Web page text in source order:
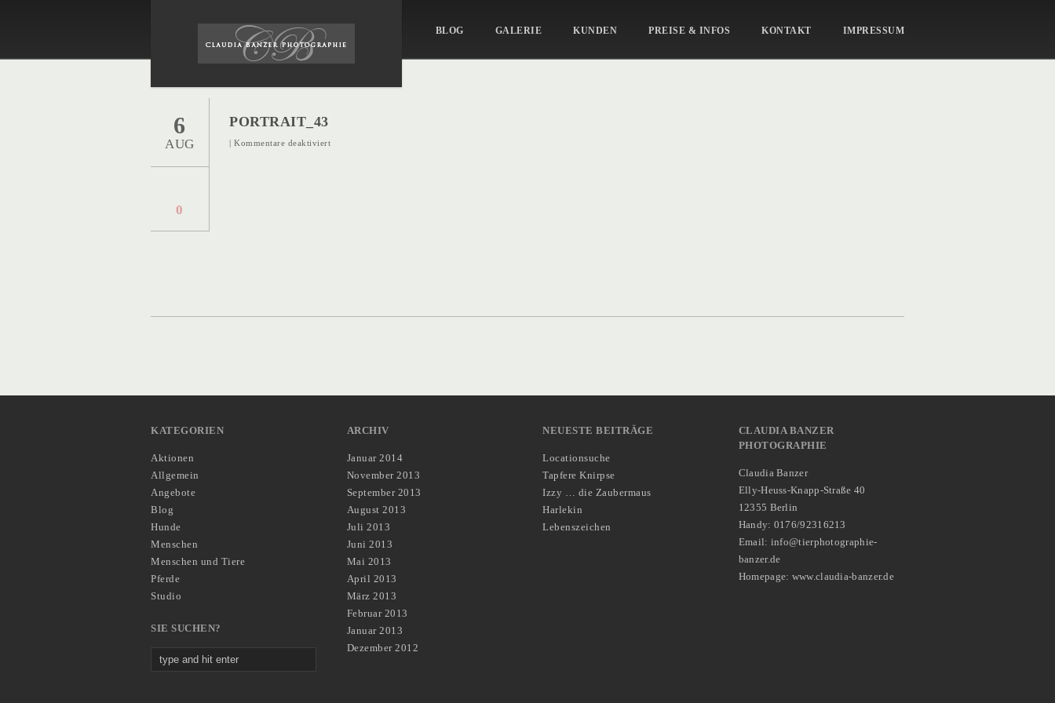
BLOG GALERIE KUNDEN PREISE & INFOS KONTAKT IMPRESSUM
6
AUG
0
PORTRAIT_43
| Kommentare deaktiviertfür
KATEGORIEN
Aktionen
Allgemein
Angebote
Blog
Hunde
Menschen
Menschen und Tiere
Pferde
Studio
SIE SUCHEN?
ARCHIV
Januar 2014
November 2013
September 2013
August 2013
Juli 2013
Juni 2013
Mai 2013
April 2013
März 2013
Februar 2013
Januar 2013
Dezember 2012
NEUESTE BEITRÄGE
Locationsuche
Tapfere Knirpse
Izzy … die Zaubermaus
Harlekin
Lebenszeichen
CLAUDIA BANZER
PHOTOGRAPHIE
Claudia Banzer
Elly-Heuss-Knapp-Straße 40
12355 Berlin
Handy: 0176/92316213
Email: info@tierphotographie-
banzer.de
Homepage: www.claudia-banzer.de